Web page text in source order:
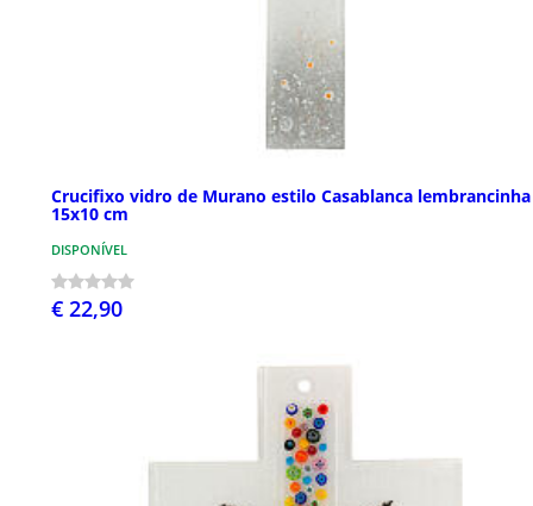
Crucifixo vidro de Murano estilo Casablanca lembrancinha
15x10 cm
DISPONÍVEL
€ 22,90